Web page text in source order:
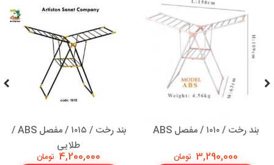
بند رخت / ۱۰۱۰ / مفصل ABS
3,290,000 تومان
بند رخت / ۱۰۱۵ / مفصل ABS /
طلایی
4,200,000 تومان